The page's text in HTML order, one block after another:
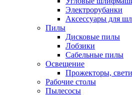
Электрорубанки
Аксессуары для
Пилы
Дисковые пилы
Лобзики
Сабельные пилы
Освещение
Прожекторы,
Рабочие столы
Пылесосы